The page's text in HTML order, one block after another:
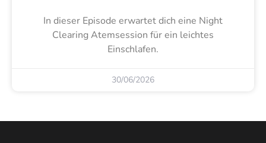
In dieser Episode erwartet dich eine Night
Clearing Atemsession für ein leichtes
Einschlafen.
30/06/2026